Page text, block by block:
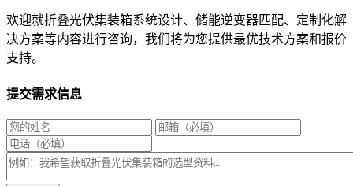
欢迎就折叠光伏集装箱系统设计、储能逆变器匹配、定制化解
决方案等内容进行咨询，我们将为您提供最优技术方案和报价
支持。
提交需求信息